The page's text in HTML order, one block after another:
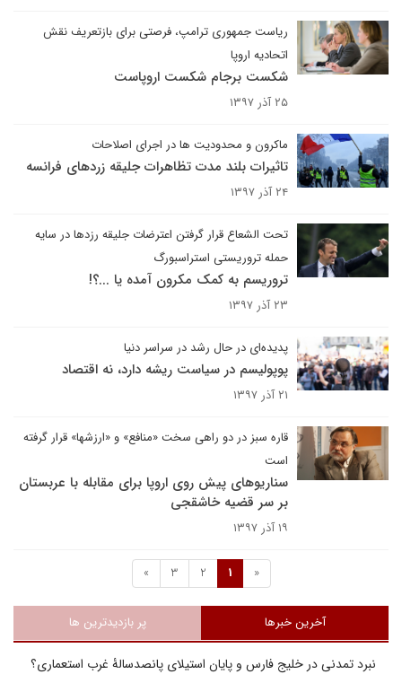
ریاست جمهوری ترامپ، فرصتی برای بازتعریف نقش
اتحادیه اروپا
شکست برجام شکست اروپاست
۲۵ آذر ۱۳۹۷
ماکرون و محدودیت ها در اجرای اصلاحات
تاثیرات بلند مدت تظاهرات جلیقه زردهای فرانسه
۲۴ آذر ۱۳۹۷
تحت الشعاع قرار گرفتن اعترضات جلیقه رزدها در سایه
حمله تروریستی استراسبورگ
تروریسم به کمک مکرون آمده یا ...؟‍!
۲۳ آذر ۱۳۹۷
پدیده‌ای در حال رشد در سراسر دنیا
پوپولیسم در سیاست ریشه دارد، نه اقتصاد
۲۱ آذر ۱۳۹۷
قاره سبز در دو راهی سخت «منافع» و «ارزشها» قرار گرفته
است
سناریوهای پیش روی اروپا برای مقابله با عربستان
بر سر قضیه خاشقجی
۱۹ آذر ۱۳۹۷
«
1
2
3
»
آخرین خبرها پر بازدیدترین ها
نبرد تمدنی در خلیج فارس و پایان استیلای پانصدسالۀ غرب استعماری؟